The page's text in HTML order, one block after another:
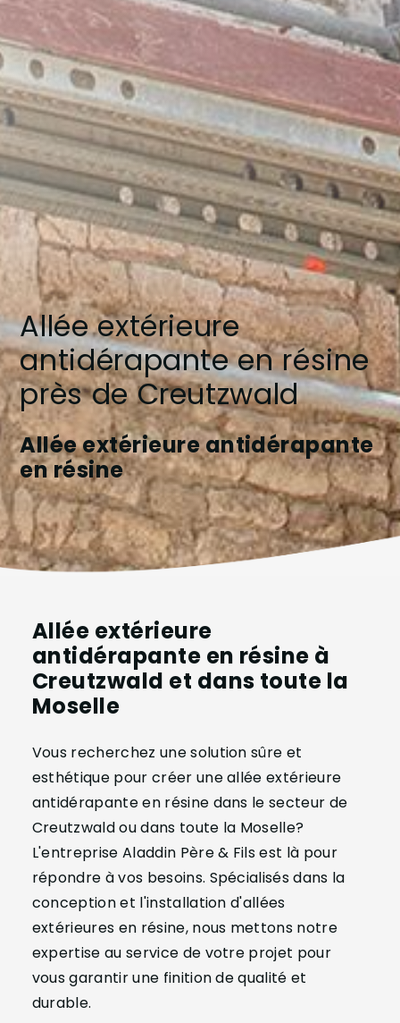
Allée extérieure
antidérapante en résine
près de Creutzwald
Allée extérieure antidérapante
en résine
Allée extérieure
antidérapante en résine à
Creutzwald et dans toute la
Moselle
Vous recherchez une solution sûre et
esthétique pour créer une allée extérieure
antidérapante en résine dans le secteur de
Creutzwald ou dans toute la Moselle?
L'entreprise Aladdin Père & Fils est là pour
répondre à vos besoins. Spécialisés dans la
conception et l'installation d'allées
extérieures en résine, nous mettons notre
expertise au service de votre projet pour
vous garantir une finition de qualité et
durable.